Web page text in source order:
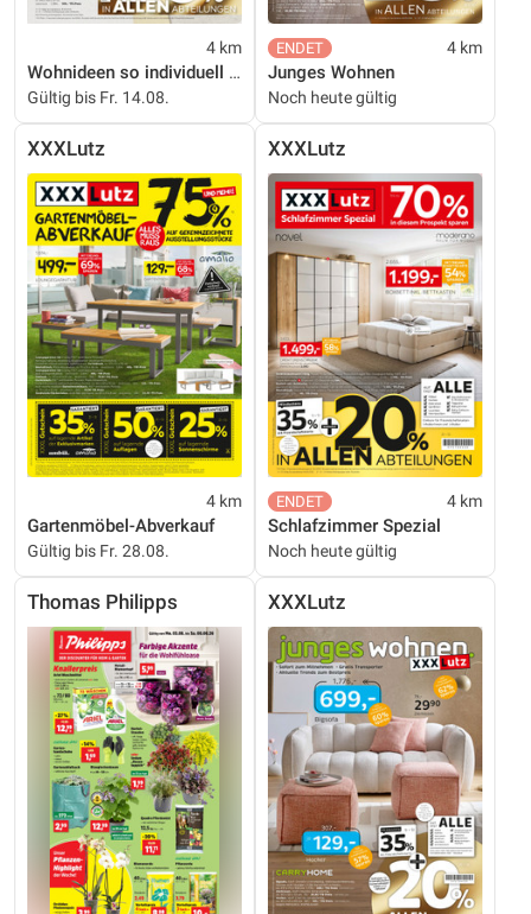
4 km
Wohnideen so individuell wie du!
Gültig bis Fr. 14.08.
4 km
Junges Wohnen
Noch heute gültig
XXXLutz
4 km
Gartenmöbel-Abverkauf
Gültig bis Fr. 28.08.
XXXLutz
4 km
Schlafzimmer Spezial
Noch heute gültig
Thomas Philipps XXXLutz